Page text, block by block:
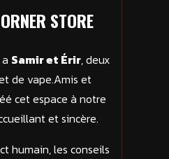
STORE
Samir et Érir, deux
de vape.Amis et
cet espace à notre
et sincère.
humain, les conseils